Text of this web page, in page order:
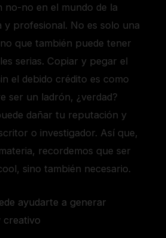
no-no en el mundo de la
y profesional. No es solo una
que también puede tener
serias. Copiar y pegar el
el debido crédito es como
ser un ladrón, ¿verdad?
dañar tu reputación y
o investigador. Así que,
recordemos que ser
sino también necesario.
ayudarte a generar
creativo